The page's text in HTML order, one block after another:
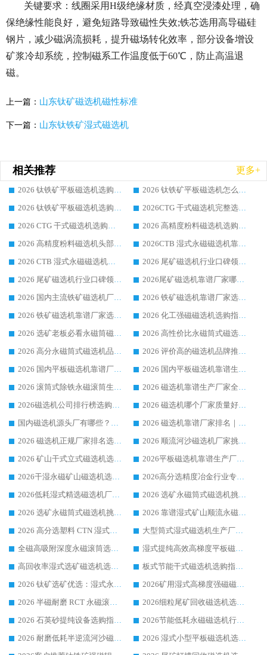
关键要求：线圈采用H级绝缘材质，经真空浸漆处理，确
保绝缘性能良好，避免短路导致磁性失效;铁芯选用高导磁硅
钢片，减少磁涡流损耗，提升磁场转化效率，部分设备增设
矿浆冷却系统，控制磁系工作温度低于60℃，防止高温退
磁。
上一篇： 山东钛矿磁选机磁性标准
下一篇： 山东钛铁矿湿式磁选机
相关推荐 更多+
2026 钛铁矿平板磁选机选购全攻略 市场公认优质品牌厂家实力排行榜
2026 钛铁矿平板磁选机怎么选 靠谱生产企业实力排行榜选购参考攻略
2026 钛铁矿平板磁选机选购指南 行业口碑优选品牌生产企业实力排行榜
2026CTG 干式磁选机完整选购指南 行业口碑顶尖靠谱生产龙头厂家实力推荐
2026 CTG 干式磁选机选购指南|行业口碑靠谱生产厂家领域强者推荐
2026 高精度粉料磁选机选购全攻略 行业优质品牌华体会手机网页版-华体会(中国) 实力深度解析
2026 高精度粉料磁选机头部厂家选购指南 行业口碑靠谱品牌推荐 领域强者华体会手机网页版-华体会(中国) 解析
2026CTB 湿式永磁磁选机靠谱厂家实力排行榜 铁矿选矿设备采购全流程选购指南
2026 CTB 湿式永磁磁选机选购指南|行业口碑良好品牌推荐，领域强者华体会手机网页版-华体会(中国)
2026 尾矿磁选机行业口碑领域强者，源头直供国内主流厂家华体会手机网页版-华体会(中国) 一站式服务
2026 尾矿磁选机行业口碑领域强者，源头直供国内主流厂家华体会手机网页版-华体会(中国) 一站式服务
2026尾矿磁选机靠谱厂家哪家好 行业口碑领域强者华体会手机网页版-华体会(中国) 推荐
2026 国内主流铁矿磁选机厂家选购指南|行业口碑好品牌推荐，领域强者华体会手机网页版-华体会(中国)
2026 铁矿磁选机靠谱厂家选购全攻略 行业标杆华体会手机网页版-华体会(中国) 设备性价比出众
2026 铁矿磁选机靠谱厂家选购指南，领域强者华体会手机网页版-华体会(中国) 铁矿磁选机性价比高
2026 化工强磁磁选机选购指南 5 家行业口碑靠谱厂家领域强者推荐
2026 选矿老板必看永磁筒磁选机推荐 行业头部品牌口碑设备选购全攻略
2026 高性价比永磁筒式磁选机品牌盘点 行业强者口碑实测选购完整指南
2026 高分永磁筒式磁选机品牌推荐 选矿设备强者对比测评采购避坑全攻略
2026 评价高的磁选机品牌推荐选购指南，永磁筒式磁选机设备领域强者全景行业口碑解析
2026 国内平板磁选机靠谱厂家排名 行业实测口碑设备按需选购全指南
2026 国内平板磁选机靠谱生产厂家推荐排名|行业口碑选购指南，领域强者按需选设备
2026 滚筒式除铁永磁滚筒生产厂家推荐排名|行业口碑选购指南，领域强者源头厂商精选
2026 磁选机靠谱生产厂家全梳理 分场景选型行业头部品牌选购参考攻略
2026磁选机公司排行榜选购指南|正规源头厂家推荐，领域强者高性价比靠谱信赖品牌
2026 磁选机哪个厂家质量好？十大靠谱磁电企业排名选购指南
国内磁选机源头厂有哪些？2026 综合实力排名与采购避坑技巧
2026 磁选机靠谱厂家排名｜华体会手机网页版-华体会(中国) 高性价比磁选机磁电品牌
2026 磁选机正规厂家排名选购指南|行业口碑信赖品牌推荐性价比高靠谱磁电企业
2026 顺流河沙磁选机厂家挑选攻略 | 业内口碑龙头企业高性价比品牌推荐
2026 矿山干式立式磁选机选型攻略 梳理深耕磁电装备多年靠谱生产厂商
2026平板磁选机靠谱生产厂家选购指南 行业口碑良好品牌推荐 磁电领域实力强者
2026干湿永磁矿山磁选机选型攻略 优质生产厂家排名 选矿领域高口碑品牌推荐指南
2026高分选精度冶金行业专用磁选机生产厂家,干湿式磁选机源头供应商推荐
2026低耗湿式精​选磁选机厂家怎么选?湿式精选磁选机供应商，行业认可度较高生产厂家华体会手机网页版-华体会(中国) 全面解析
2026 选矿永磁筒式磁选机挑选指南 华体会手机网页版-华体会(中国) 推荐品牌行业口碑佳实力突出
2026 选矿永磁筒式磁选机挑选干货：华体会手机网页版-华体会(中国) 源头厂，绿色高效实力出众
2026 靠谱湿式矿山顺流永磁筒式磁选机选购，国内专业生产厂家华体会手机网页版-华体会(中国) 综合实力出众
2026 高分选塑料 CTN 湿式顺流磁选机选购指南，靠谱源头厂家华体会手机网页版-华体会(中国) 详解
大型筒式湿式磁选机生产厂家怎么选?华体会手机网页版-华体会(中国) 设备口碑广受行业认可
全磁高吸附深度永磁滚筒选购指南 业内口碑稳定磁电设备生产厂家详细推荐
湿式提纯高效高梯度平板磁选机靠谱设备源头厂商华体会手机网页版-华体会(中国) 综合测评
高回收率湿式选矿磁选机选购指南 业内口碑磁电设备生产厂家实力解析
板式节能干式磁选机选购指南，源头生产厂家华体会手机网页版-华体会(中国) 综合实力可观
2026 钛矿选矿优选：湿式永磁筒式磁选机源头厂家华体会手机网页版-华体会(中国) 综合解析
2026矿用湿式高梯度强磁磁选机选购指南，临朐靠谱磁电生产厂家华体会手机网页版-华体会(中国) 详解
2026 半磁耐磨 RCT 永磁滚筒选购指南，临朐源头生产厂家华体会手机网页版-华体会(中国) 实测分享
2026细粒尾矿回收磁选机选购指南 产业集群优质生产厂家华体会手机网页版-华体会(中国) 解析
2026 石英砂提纯设备选购指南：华体会手机网页版-华体会(中国) 提纯磁选机厂家综合解读
2026节能低耗永磁磁选机行业优选标杆 临朐华体会手机网页版-华体会(中国) 专业生产厂家
2026 耐磨低耗半逆流河沙磁选机选购指南 临朐产业集群源头厂华体会手机网页版-华体会(中国) 详细解析
2026 湿式小型平板磁选机选矿适配设备 临朐华体会手机网页版-华体会(中国) 实体生产厂家直供